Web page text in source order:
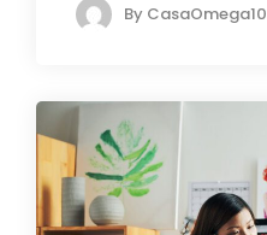
By CasaOmega10